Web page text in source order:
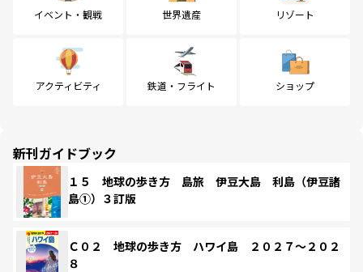
イベント・観戦 世界遺産 リゾート
アクティビティ 鉄道・フライト ショップ
新刊ガイドブック
１５ 地球の歩き方 島旅 伊豆大島 利島（伊豆諸
島①）３訂版
Ｃ０２ 地球の歩き方 ハワイ島 ２０２７～２０２
８